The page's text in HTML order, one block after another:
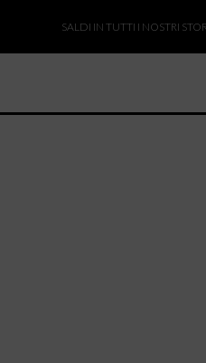
SALDI IN TUTTI I NOSTRI STORE